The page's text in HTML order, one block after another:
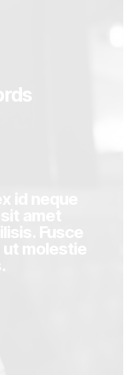
Fusce
molestie